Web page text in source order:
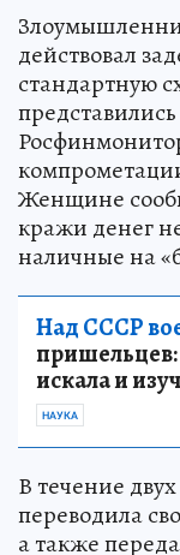
действовал
стандартную
Женщине
кражи денег
наличные на
Над СССР
пришельцев:
искала и
НАУКА
В течение
переводила
а также